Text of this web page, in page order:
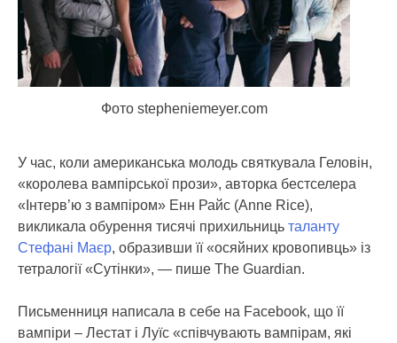
Фото stepheniemeyer.com
У час, коли американська молодь святкувала Геловін,
«королева вампірської прози», авторка бестселера
«Інтерв’ю з вампіром» Енн Райс (Anne Rice),
викликала обурення тисячі прихильниць таланту
Стефані Маєр, образивши її «осяйних кровопивць» із
тетралогії «Сутінки», — пише The Guardian.
Письменниця написала в себе на Facebook, що її
вампіри – Лестат і Луїс «співчувають вампірам, які